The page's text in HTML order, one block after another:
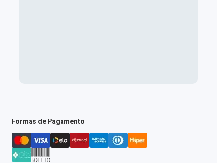
Formas de Pagamento